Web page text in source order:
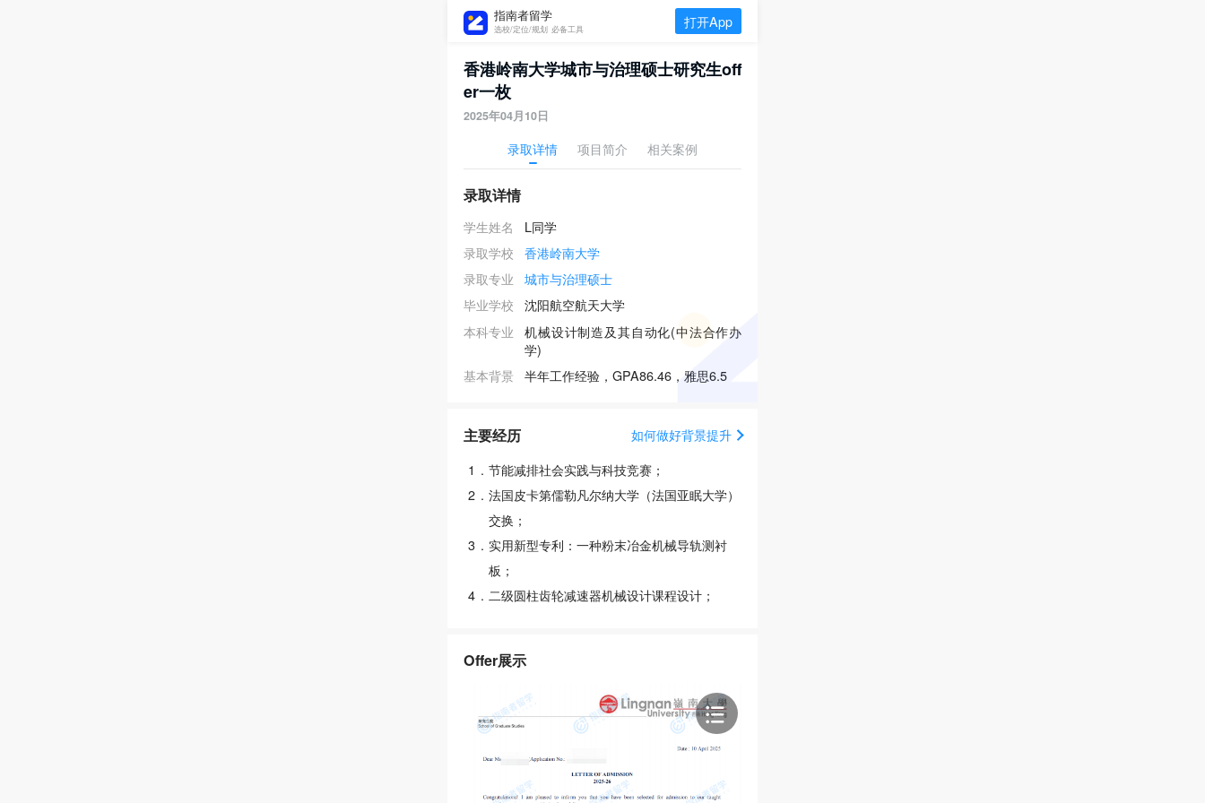
指南者留学
选校/定位/规划 必备工具 打开App
香港岭南大学城市与治理硕士研究生off
er一枚
2025年04月10日
录取详情 项目简介 相关案例
录取详情
学生姓名
L同学
录取学校
香港岭南大学
录取专业
城市与治理硕士
毕业学校
沈阳航空航天大学
本科专业
机械设计制造及其自动化(中法合作办
学)
基本背景
半年工作经验，GPA86.46，雅思6.5
主要经历
如何做好背景提升
1 . 节能减排社会实践与科技竞赛；
2 . 法国皮卡第儒勒凡尔纳大学（法国亚眠大学）
交换；
3 . 实用新型专利：一种粉末冶金机械导轨测衬
板；
4 . 二级圆柱齿轮减速器机械设计课程设计；
Offer展示